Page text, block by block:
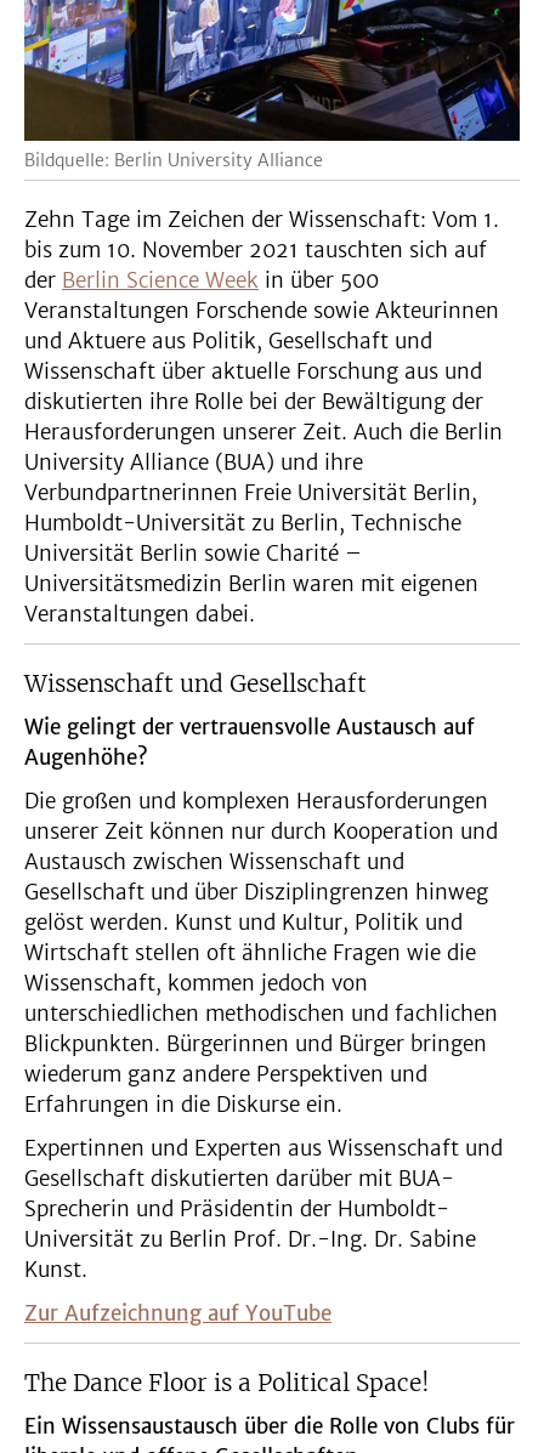
Bildquelle: Berlin University Alliance
Zehn Tage im Zeichen der Wissenschaft: Vom 1.
bis zum 10. November 2021 tauschten sich auf
der Berlin Science Week in über 500
Veranstaltungen Forschende sowie Akteurinnen
und Aktuere aus Politik, Gesellschaft und
Wissenschaft über aktuelle Forschung aus und
diskutierten ihre Rolle bei der Bewältigung der
Herausforderungen unserer Zeit. Auch die Berlin
University Alliance (BUA) und ihre
Verbundpartnerinnen Freie Universität Berlin,
Humboldt-Universität zu Berlin, Technische
Universität Berlin sowie Charité –
Universitätsmedizin Berlin waren mit eigenen
Veranstaltungen dabei.
Wissenschaft und Gesellschaft
Wie gelingt der vertrauensvolle Austausch auf
Augenhöhe?
Die großen und komplexen Herausforderungen
unserer Zeit können nur durch Kooperation und
Austausch zwischen Wissenschaft und
Gesellschaft und über Disziplingrenzen hinweg
gelöst werden. Kunst und Kultur, Politik und
Wirtschaft stellen oft ähnliche Fragen wie die
Wissenschaft, kommen jedoch von
unterschiedlichen methodischen und fachlichen
Blickpunkten. Bürgerinnen und Bürger bringen
wiederum ganz andere Perspektiven und
Erfahrungen in die Diskurse ein.
Expertinnen und Experten aus Wissenschaft und
Gesellschaft diskutierten darüber mit BUA-
Sprecherin und Präsidentin der Humboldt-
Universität zu Berlin Prof. Dr.-Ing. Dr. Sabine
Kunst.
Zur Aufzeichnung auf YouTube
The Dance Floor is a Political Space!
Ein Wissensaustausch über die Rolle von Clubs für